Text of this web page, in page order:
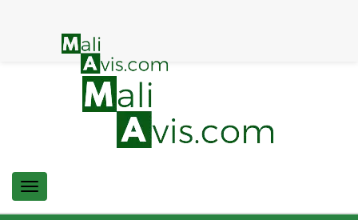
Menu